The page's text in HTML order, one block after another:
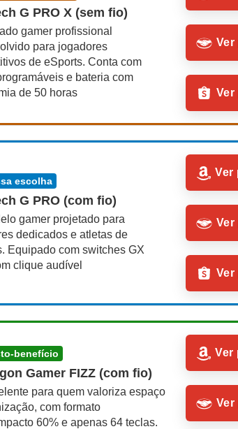
G PRO X (sem fio)
gamer profissional
para jogadores
de eSports. Conta com
e bateria com
de 50 horas
Ver
Ver
escolha
G PRO (com fio)
gamer projetado para
dedicados e atletas de
Equipado com switches GX
clique audível
Ver
Ver
Ver
benefício
Gamer FIZZ (com fio)
para quem valoriza espaço
com formato
60% e apenas 64 teclas.
Ver
Ver